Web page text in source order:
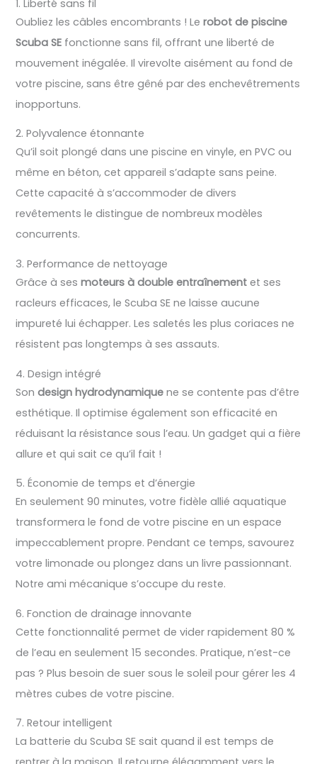
1. Liberté sans fil
Oubliez les câbles encombrants ! Lerobot de piscine
Scuba SE fonctionne sans fil, offrant une liberté de
mouvement inégalée. Il virevolte aisément au fond de
votre piscine, sans être gêné par des enchevêtrements
inopportuns.
2. Polyvalence étonnante
Qu’il soit plongé dans une piscine en vinyle, en PVC ou
même en béton, cet appareil s’adapte sans peine.
Cette capacité à s’accommoder de divers
revêtements le distingue de nombreux modèles
concurrents.
3. Performance de nettoyage
Grâce à sesmoteurs à double entraînement et ses
racleurs efficaces, le Scuba SE ne laisse aucune
impureté lui échapper. Les saletés les plus coriaces ne
résistent pas longtemps à ses assauts.
4. Design intégré
Sondesign hydrodynamique ne se contente pas d’être
esthétique. Il optimise également son efficacité en
réduisant la résistance sous l’eau. Un gadget qui a fière
allure et qui sait ce qu’il fait !
5. Économie de temps et d’énergie
En seulement 90 minutes, votre fidèle allié aquatique
transformera le fond de votre piscine en un espace
impeccablement propre. Pendant ce temps, savourez
votre limonade ou plongez dans un livre passionnant.
Notre ami mécanique s’occupe du reste.
6. Fonction de drainage innovante
Cette fonctionnalité permet de vider rapidement 80 %
de l’eau en seulement 15 secondes. Pratique, n’est-ce
pas ? Plus besoin de suer sous le soleil pour gérer les 4
mètres cubes de votre piscine.
7. Retour intelligent
La batterie du Scuba SE sait quand il est temps de